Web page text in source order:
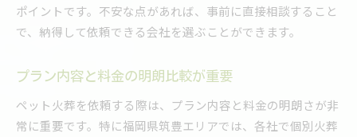
ポイントです。不安な点があれば、事前に直接相談すること
で、納得して依頼できる会社を選ぶことができます。
プラン内容と料金の明朗比較が重要
ペット火葬を依頼する際は、プラン内容と料金の明朗さが非
常に重要です。特に福岡県筑豊エリアでは、各社で個別火葬